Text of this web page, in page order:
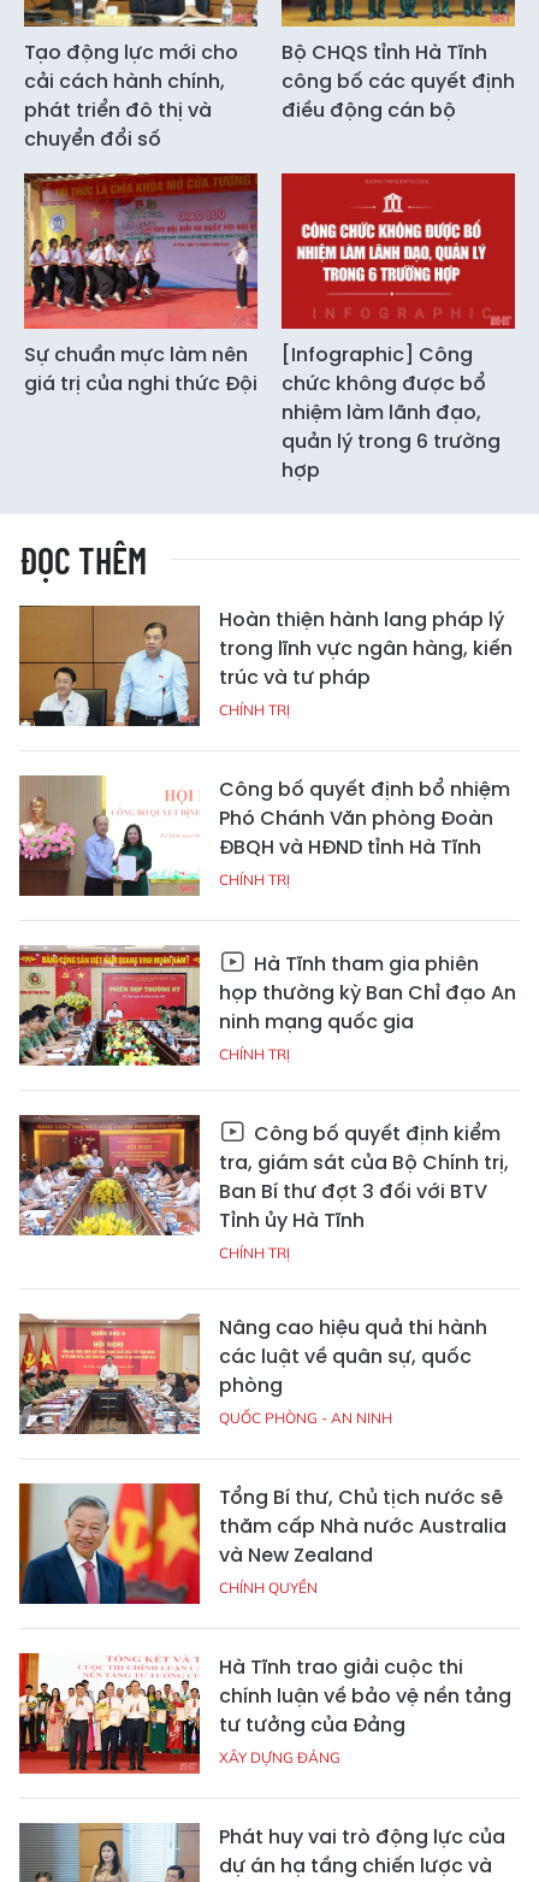
Tạo động lực mới cho
cải cách hành chính,
phát triển đô thị và
chuyển đổi số
Bộ CHQS tỉnh Hà Tĩnh
công bố các quyết định
điều động cán bộ
Sự chuẩn mực làm nên
giá trị của nghi thức Đội
[Infographic] Công
chức không được bổ
nhiệm làm lãnh đạo,
quản lý trong 6 trường
hợp
ĐỌC THÊM
Hoàn thiện hành lang pháp lý
trong lĩnh vực ngân hàng, kiến
trúc và tư pháp
CHÍNH TRỊ
Công bố quyết định bổ nhiệm
Phó Chánh Văn phòng Đoàn
ĐBQH và HĐND tỉnh Hà Tĩnh
CHÍNH TRỊ
Hà Tĩnh tham gia phiên
họp thường kỳ Ban Chỉ đạo An
ninh mạng quốc gia
CHÍNH TRỊ
Công bố quyết định kiểm
tra, giám sát của Bộ Chính trị,
Ban Bí thư đợt 3 đối với BTV
Tỉnh ủy Hà Tĩnh
CHÍNH TRỊ
Nâng cao hiệu quả thi hành
các luật về quân sự, quốc
phòng
QUỐC PHÒNG - AN NINH
Tổng Bí thư, Chủ tịch nước sẽ
thăm cấp Nhà nước Australia
và New Zealand
CHÍNH QUYỀN
Hà Tĩnh trao giải cuộc thi
chính luận về bảo vệ nền tảng
tư tưởng của Đảng
XÂY DỰNG ĐẢNG
Phát huy vai trò động lực của
dự án hạ tầng chiến lược và